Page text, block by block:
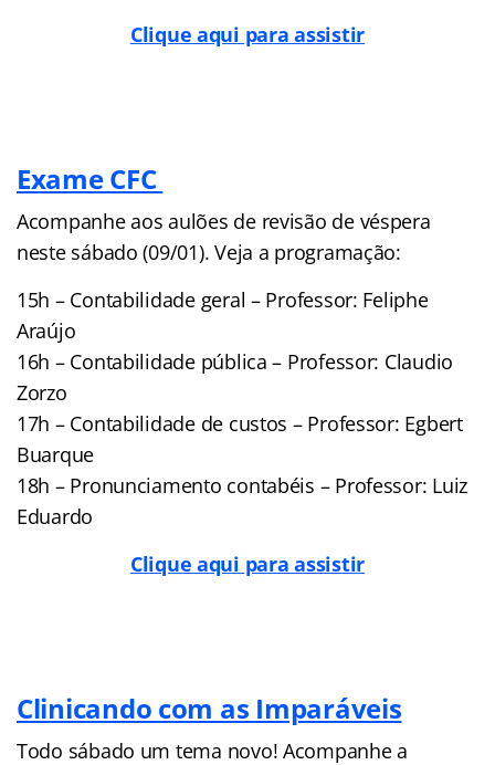
Clique aqui para assistir
Exame CFC
Acompanhe aos aulões de revisão de véspera
neste sábado (09/01). Veja a programação:
15h – Contabilidade geral – Professor: Feliphe
Araújo
16h – Contabilidade pública – Professor: Claudio
Zorzo
17h – Contabilidade de custos – Professor: Egbert
Buarque
18h – Pronunciamento contabéis – Professor: Luiz
Eduardo
Clique aqui para assistir
Clinicando com as Imparáveis
Todo sábado um tema novo! Acompanhe a